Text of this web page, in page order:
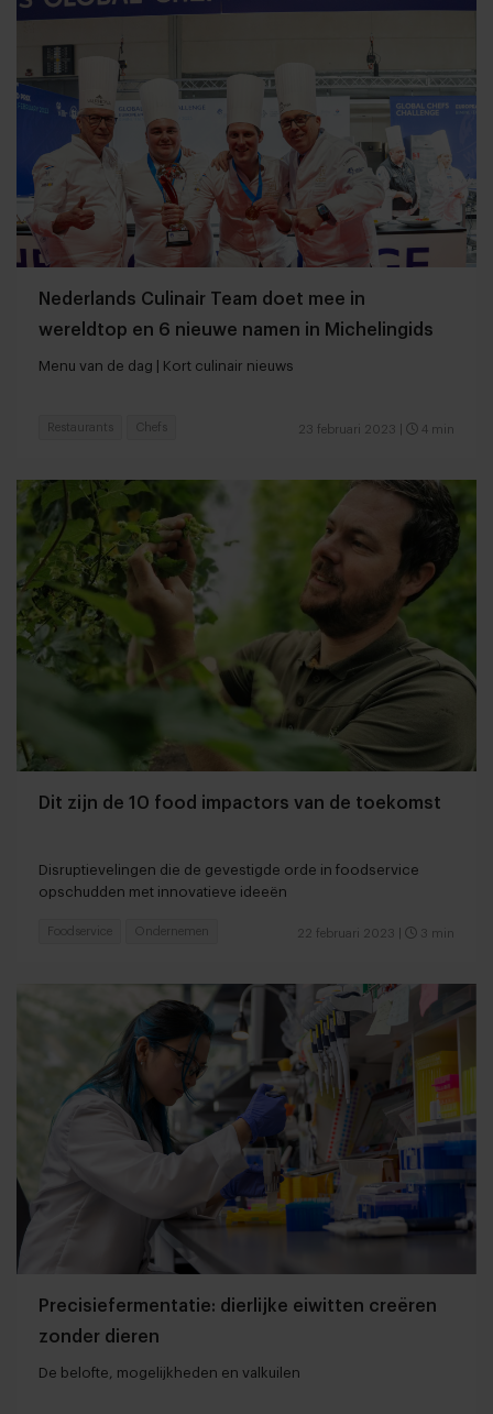
Nederlands Culinair Team doet mee in
wereldtop en 6 nieuwe namen in Michelingids
Menu van de dag | Kort culinair nieuws
23 februari 2023 4 min
Restaurants Chefs
Dit zijn de 10 food impactors van de toekomst
Disruptievelingen die de gevestigde orde in foodservice
opschudden met innovatieve ideeën
22 februari 2023 3 min
Foodservice Ondernemen
Precisiefermentatie: dierlijke eiwitten creëren
zonder dieren
De belofte, mogelijkheden en valkuilen